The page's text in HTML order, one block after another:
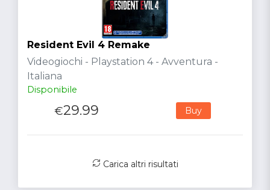
Resident Evil 4 Remake
Videogiochi - Playstation 4 - Avventura -
Italiana
Disponibile
€29.99 Buy
Carica altri risultati